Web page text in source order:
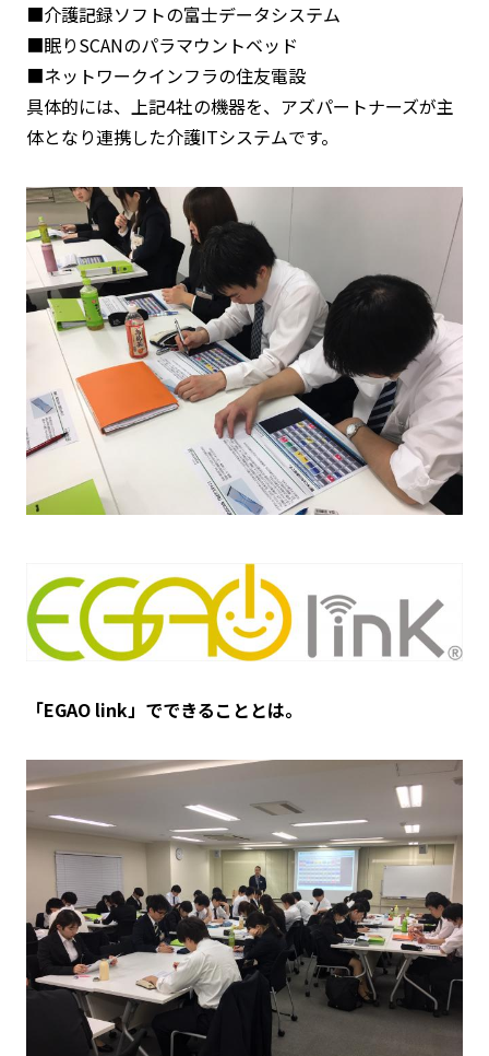
■介護記録ソフトの富士データシステム
■眠りSCANのパラマウントベッド
■ネットワークインフラの住友電設
具体的には、上記4社の機器を、アズパートナーズが主
体となり連携した介護ITシステムです。
「EGAO link」でできることとは。